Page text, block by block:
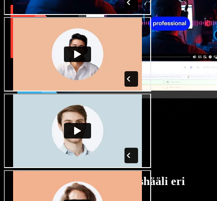
Lai valik mees- ja naishääli eri
aktsentidega